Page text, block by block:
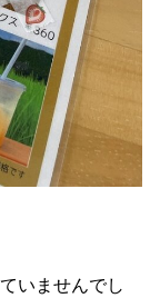
いませんでし